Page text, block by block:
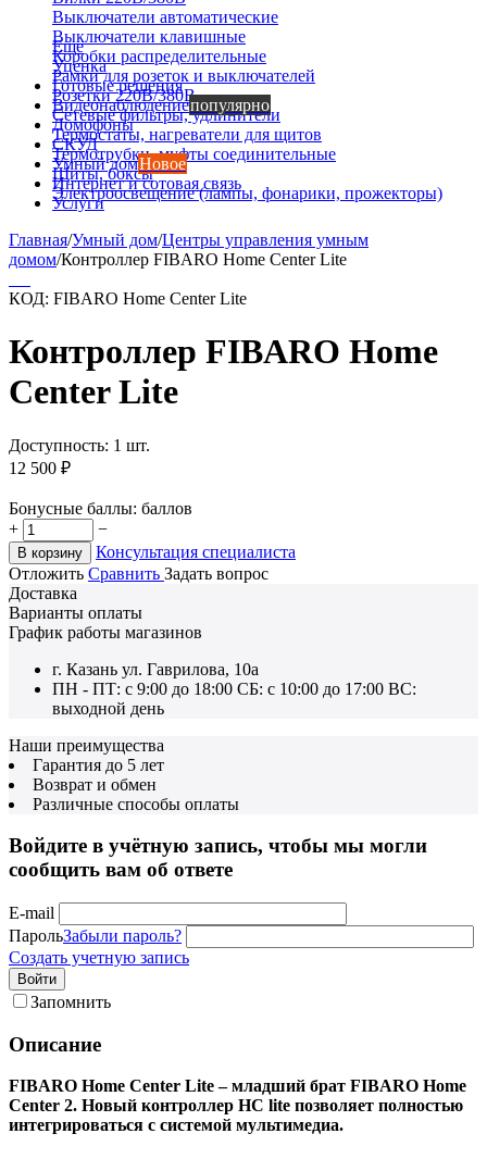
Выключатели автоматические
Выключатели клавишные
Коробки распределительные
Рамки для розеток и выключателей
Розетки 220В/380В
Сетевые фильтры, удлинители
Термостаты, нагреватели для щитов
Термотрубки, муфты соединительные
Щиты, боксы
Электроосвещение (лампы, фонарики, прожекторы)
Еще
Уценка
Готовые решения
Видеонаблюдениепопулярно
Домофоны
СКУД
Умный домНовое
Интернет и сотовая связь
Услуги
Главная/Умный дом/Центры управления умным
домом/Контроллер FIBARO Home Center Lite
КОД: FIBARO Home Center Lite
Контроллер FIBARO Home
Center Lite
Доступность: 1 шт.
12 500 ₽
Бонусные баллы: баллов
+
−
В корзину
Консультация специалиста
Отложить Сравнить Задать вопрос
Доставка
Варианты оплаты
График работы магазинов
г. Казань ул. Гаврилова, 10а
ПН - ПТ: с 9:00 до 18:00 СБ: с 10:00 до 17:00 ВС:
выходной день
Наши преимущества
Гарантия до 5 лет
Возврат и обмен
Различные способы оплаты
Войдите в учётную запись, чтобы мы могли
сообщить вам об ответе
E-mail
ПарольЗабыли пароль?
Создать учетную запись
Войти
Запомнить
Описание
FIBARO Home Center Lite – младший брат FIBARO Home
Center 2. Новый контроллер HC lite позволяет полностью
интегрироваться с системой мультимедиа.